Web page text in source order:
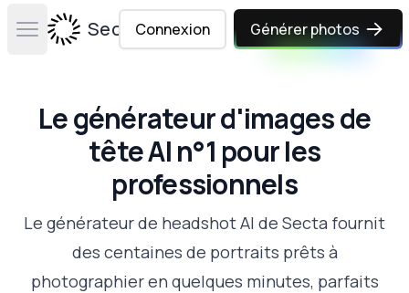
Open main menuSecta Labs
Connexion Générer photos
Le générateur d'images de
tête AI n°1 pour les
professionnels
Le générateur de headshot AI de Secta fournit
des centaines de portraits prêts à
photographier en quelques minutes, parfaits